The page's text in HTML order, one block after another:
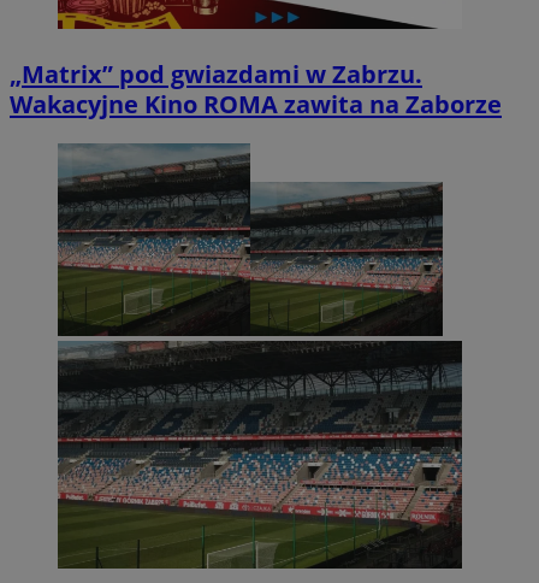
„Matrix” pod gwiazdami w Zabrzu.
Wakacyjne Kino ROMA zawita na Zaborze